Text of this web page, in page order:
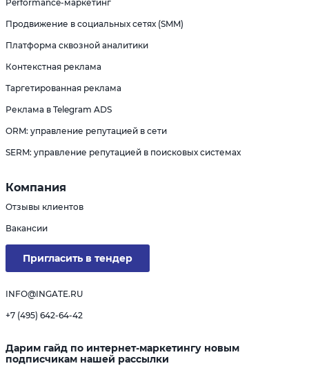
Performance-маркетинг
Продвижение в социальных сетях (SMM)
Платформа сквозной аналитики
Контекстная реклама
Таргетированная реклама
Реклама в Telegram ADS
ORM: управление репутацией в сети
SERM: управление репутацией в поисковых системах
Компания
Отзывы клиентов
Вакансии
Пригласить в тендер
INFO@INGATE.RU
+7 (495) 642-64-42
Дарим гайд по интернет-маркетингу новым
подписчикам нашей рассылки